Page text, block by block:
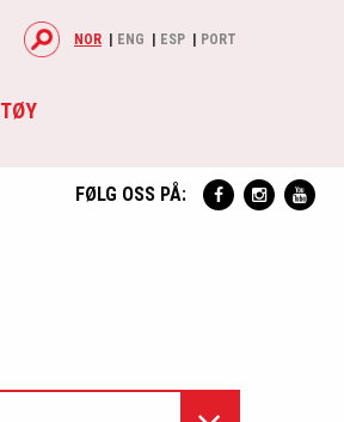
NOR ENG ESP PORT
FØLG OSS PÅ: